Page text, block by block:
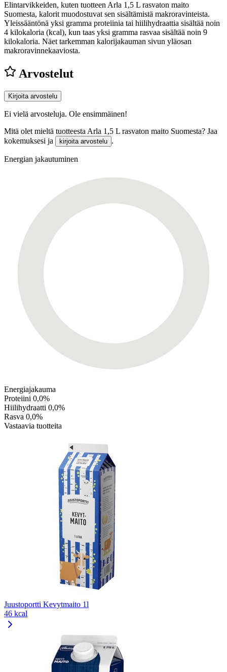
Elintarvikkeiden, kuten tuotteen Arla 1,5 L rasvaton maito
Suomesta, kalorit muodostuvat sen sisältämistä makroravinteista.
Yleissääntönä yksi gramma proteiinia tai hiilihydraattia sisältää noin
4 kilokaloria (kcal), kun taas yksi gramma rasvaa sisältää noin 9
kilokaloria. Näet tarkemman kalorijakauman sivun yläosan
makroravinnekaaviosta.
Arvostelut
Kirjoita arvostelu
Ei vielä arvosteluja. Ole ensimmäinen!
Mitä olet mieltä tuotteesta Arla 1,5 L rasvaton maito Suomesta? Jaa
kokemuksesi ja
kirjoita arvostelu .
Energian jakautuminen
Energiajakauma
Proteiini 0,0%
Hiilihydraatti 0,0%
Rasva 0,0%
Vastaavia tuotteita
Juustoportti Kevytmaito 1l
46 kcal